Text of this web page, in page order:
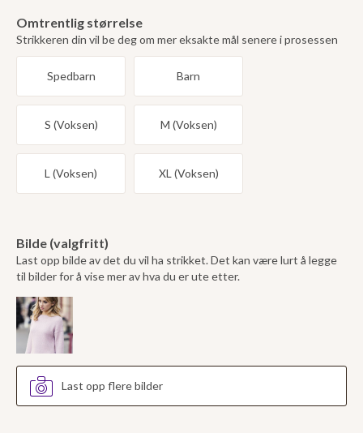
Omtrentlig størrelse
Strikkeren din vil be deg om mer eksakte mål senere i prosessen
Spedbarn Barn
S (Voksen) M (Voksen)
L (Voksen) XL (Voksen)
Bilde (valgfritt)
Last opp bilde av det du vil ha strikket. Det kan være lurt å legge
til bilder for å vise mer av hva du er ute etter.
Last opp flere bilder